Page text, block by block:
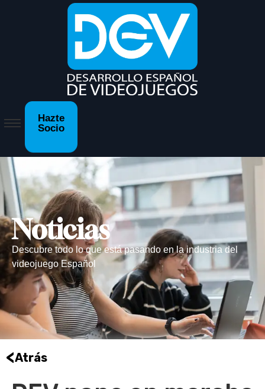
Hazte
Socio
Noticias
Descubre todo lo que está pasando en la industria del
videojuego Español
<Atrás